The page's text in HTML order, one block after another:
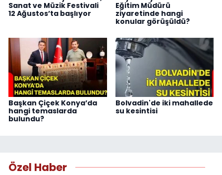
Sanat ve Müzik Festivali
12 Ağustos’ta başlıyor
Eğitim Müdürü
ziyaretinde hangi
konular görüşüldü?
Başkan Çiçek Konya’da
hangi temaslarda
bulundu?
Bolvadin'de iki mahallede
su kesintisi
Özel Haber